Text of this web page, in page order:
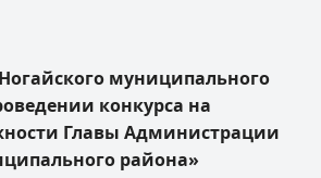
муниципального
конкурса на
Главы Администрации
района»